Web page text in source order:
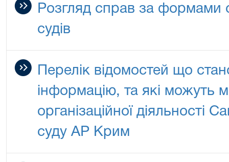
Розгляд справ за формами
судів
Перелік відомостей що
інформацію, та які можуть
організаційної діяльності
суду АР Крим